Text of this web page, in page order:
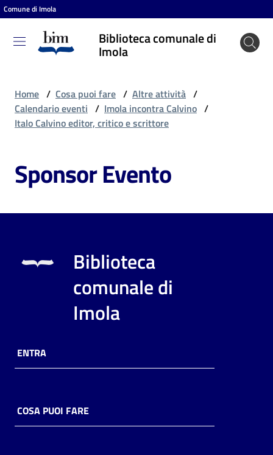
Vai al contenuto
Vai alla navigazione
Vai al footer
Comune di Imola
Biblioteca comunale di
Imola
Biblioteca
comunale
Cosa
fare
Scopri
online
Home / Cosa puoi fare / Altre attività /
Calendario eventi / Imola incontra Calvino /
Italo Calvino editor, critico e scrittore
Sponsor Evento
Biblioteca
comunale di
Imola
ENTRA
COSA PUOI FARE